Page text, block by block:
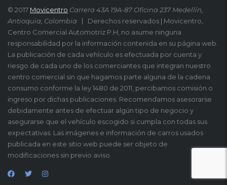
© 2017 Movicentro Carrera 43A 19A-87 Oficina 237 Medellín,
Antioquia, Colombia
Derechos reservados | Movicentro,
Centro Comercial Automotriz P.H, no asume ninguna
responsabilidad por la información contenida en su página web.
La publicación de cada vehículo es efectuada por cuenta y
riesgo de cada uno de los comerciantes que integran nuestro
centro comercial sin que hagamos parte alguna de la cadena
consumo conforme la ley 1480 de 2011, percibamos comisión o
ingreso por dichas publicaciones. Recomendamos asesorarse
debidamente antes de efectuar algún tipo de negocio y
asegurarse que el vehículo escogido si cumpla con todas sus
expectativas. Las imágenes e información de carros usados
publicada en este sitio web puede ser objeto de
modificaciones sin previo aviso.